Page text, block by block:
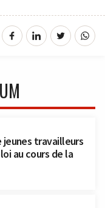
jeunes travailleurs
au cours de la